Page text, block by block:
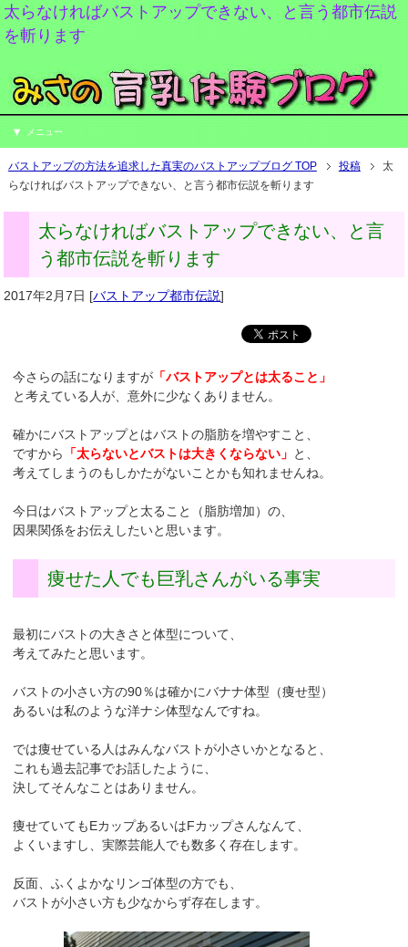
太らなければバストアップできない、と言う都市伝説
を斬ります
メニュー
バストアップの方法を追求した真実のバストアップブログ TOP 投稿
太
らなければバストアップできない、と言う都市伝説を斬ります
太らなければバストアップできない、と言
う都市伝説を斬ります
2017年2月7日 [バストアップ都市伝説]
今さらの話になりますが 「バストアップとは太ること」
と考えている人が、意外に少なくありません。
確かにバストアップとはバストの脂肪を増やすこと、
ですから
「太らないとバストは大きくならない」 と、
考えてしまうのもしかたがないことかも知れませんね。
今日はバストアップと太ること（脂肪増加）の、
因果関係をお伝えしたいと思います。
痩せた人でも巨乳さんがいる事実
最初にバストの大きさと体型について、
考えてみたと思います。
バストの小さい方の90％は確かにバナナ体型（痩せ型）
あるいは私のような洋ナシ体型なんですね。
では痩せている人はみんなバストが小さいかとなると、
これも過去記事でお話したように、
決してそんなことはありません。
痩せていてもEカップあるいはFカップさんなんて、
よくいますし、実際芸能人でも数多く存在します。
反面、ふくよかなリンゴ体型の方でも、
バストが小さい方も少なからず存在します。